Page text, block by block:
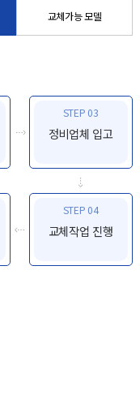
교체가능 모델
STEP 03
정비업체 입고
STEP 04
교체작업 진행